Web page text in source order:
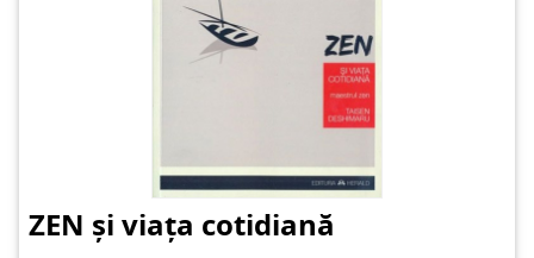
ZEN și viața cotidiană